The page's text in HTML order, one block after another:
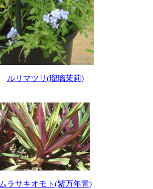
ルリマツリ(瑠璃茉莉)
ムラサキオモト(紫万年青)